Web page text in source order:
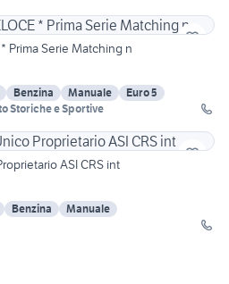
Prima Serie Matching n
Benzina Manuale
Euro 5
Storiche e Sportive
ASI CRS int
Benzina
Manuale